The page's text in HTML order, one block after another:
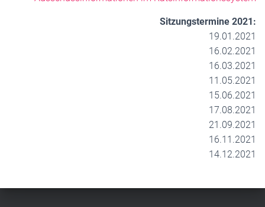
A
L
E
N
Sitzungstermine 2021:
19.01.2021
16.02.2021
16.03.2021
11.05.2021
15.06.2021
17.08.2021
21.09.2021
16.11.2021
14.12.2021